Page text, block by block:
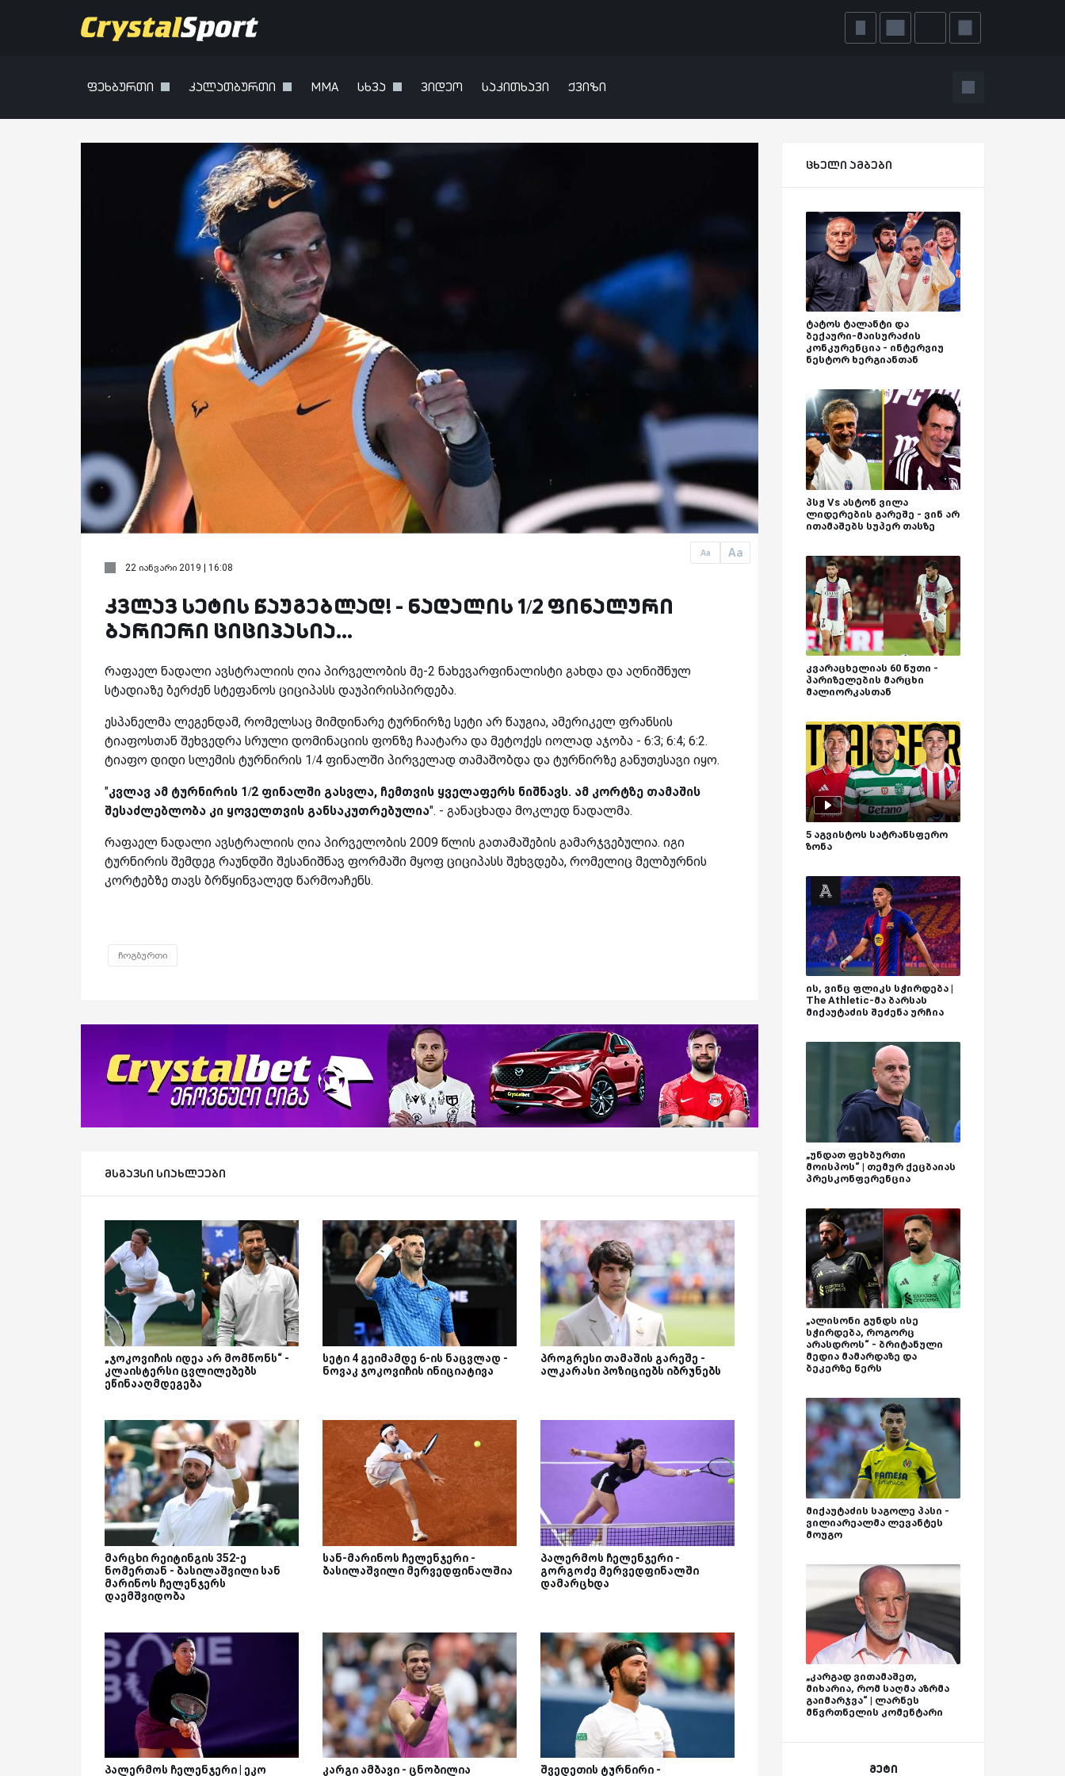
ფეხბურთი კალათბურთი MMA სხვა ვიდეო საკითხავი ქვიზი
Aa Aa
22 იანვარი 2019 | 16:08
კვლავ სეტის წაუგებლად! - ნადალის 1/2 ფინალური
ბარიერი ციციპასია...
რაფაელ ნადალი ავსტრალიის ღია პირველობის მე-2 ნახევარფინალისტი გახდა და აღნიშნულ
სტადიაზე ბერძენ სტეფანოს ციციპასს დაუპირისპირდება.
ესპანელმა ლეგენდამ, რომელსაც მიმდინარე ტურნირზე სეტი არ წაუგია, ამერიკელ ფრანსის
ტიაფოსთან შეხვედრა სრული დომინაციის ფონზე ჩაატარა და მეტოქეს იოლად აჯობა - 6:3; 6:4; 6:2.
ტიაფო დიდი სლემის ტურნირის 1/4 ფინალში პირველად თამაშობდა და ტურნირზე განუთესავი იყო.
"კვლავ ამ ტურნირის 1/2 ფინალში გასვლა, ჩემთვის ყველაფერს ნიშნავს. ამ კორტზე თამაშის
შესაძლებლობა კი ყოველთვის განსაკუთრებულია". - განაცხადა მოკლედ ნადალმა.
რაფაელ ნადალი ავსტრალიის ღია პირველობის 2009 წლის გათამაშების გამარჯვებულია. იგი
ტურნირის შემდეგ რაუნდში შესანიშნავ ფორმაში მყოფ ციციპასს შეხვდება, რომელიც მელბურნის
კორტებზე თავს ბრწყინვალედ წარმოაჩენს.
ჩოგბურთი
მსგავსი სიახლეები
„ჯოკოვიჩის იდეა არ მომწონს“ -
კლაისტერსი ცვლილებებს
ეწინააღმდეგება
სეტი 4 გეიმამდე 6-ის ნაცვლად -
ნოვაკ ჯოკოვიჩის ინიციატივა
პროგრესი თამაშის გარეშე -
ალკარასი პოზიციებს იბრუნებს
მარცხი რეიტინგის 352-ე
ნომერთან - ბასილაშვილი სან
მარინოს ჩელენჯერს
დაემშვიდობა
სან-მარინოს ჩელენჯერი -
ბასილაშვილი მერვედფინალშია
პალერმოს ჩელენჯერი -
გორგოძე მერვედფინალში
დამარცხდა
პალერმოს ჩელენჯერი | ეკო კარგი ამბავი - ცნობილია შვედეთის ტურნირი -
ცხელი ამბები
ტატოს ტალანტი და
ბექაური-მაისურაძის
კონკურენცია - ინტერვიუ
ნესტორ ხერგიანთან
პსჟ Vs ასტონ ვილა
ლიდერების გარეშე - ვინ არ
ითამაშებს სუპერ თასზე
კვარაცხელიას 60 წუთი -
პარიზელების მარცხი
მალიორკასთან
5 აგვისტოს სატრანსფერო
ზონა
ის, ვინც ფლიკს სჭირდება |
The Athletic-მა ბარსას
მიქაუტაძის შეძენა ურჩია
„უნდათ ფეხბურთი
მოისპოს“ | თემურ ქეცბაიას
პრესკონფერენცია
„ალისონი გუნდს ისე
სჭირდება, როგორც
არასდროს“ - ბრიტანული
მედია მამარდაზე და
ბეკერზე წერს
მიქაუტაძის საგოლე პასი -
ვილიარეალმა ლევანტეს
მოუგო
„კარგად ვითამაშეთ,
მიხარია, რომ საღმა აზრმა
გაიმარჯვა“ | ლარნეს
მწვრთნელის კომენტარი
მეტი